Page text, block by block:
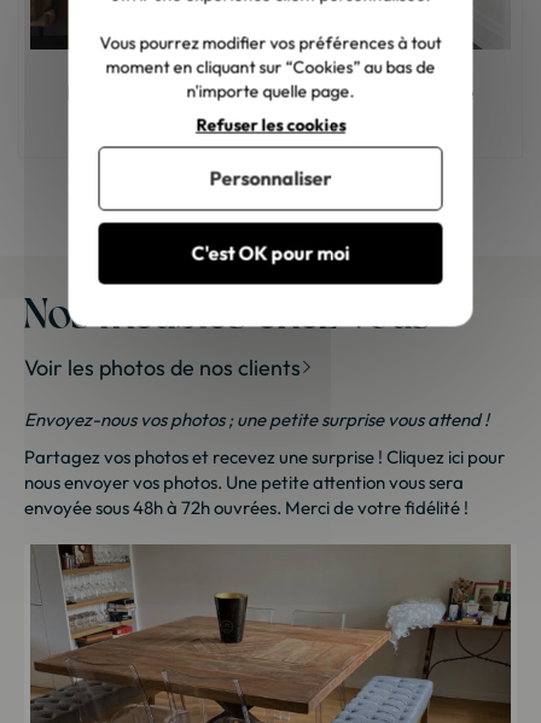
Meuble en bois : comment choisir la bonne
teinte ?
Nos meubles chez vous
Voir les photos de nos clients
Envoyez-nous vos photos ; une petite surprise vous attend !
Partagez vos photos et recevez une surprise ! Cliquez ici pour
nous envoyer vos photos. Une petite attention vous sera
envoyée sous 48h à 72h ouvrées. Merci de votre fidélité !
Vous pourrez modifier vos préférences à tout
moment en cliquant sur “Cookies” au bas de
n'importe quelle page.
C'est OK pour moi
Refuser les cookies
Personnaliser